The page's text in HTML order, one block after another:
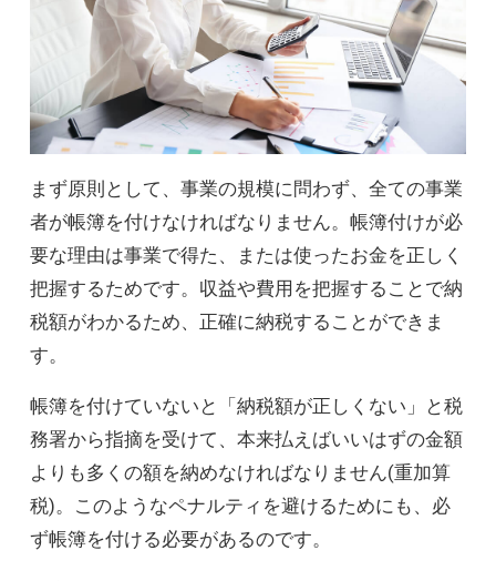
まず原則として、事業の規模に問わず、全ての事業
者が帳簿を付けなければなりません。帳簿付けが必
要な理由は事業で得た、または使ったお金を正しく
把握するためです。収益や費用を把握することで納
税額がわかるため、正確に納税することができま
す。
帳簿を付けていないと「納税額が正しくない」と税
務署から指摘を受けて、本来払えばいいはずの金額
よりも多くの額を納めなければなりません(重加算
税)。このようなペナルティを避けるためにも、必
ず帳簿を付ける必要があるのです。